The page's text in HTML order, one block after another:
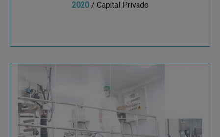
2020/ Capital Privado
Ver más
Grupo Tegor
Grupo Tegor desarrolla y comercializa una
extensa gama de productos de medicina natural